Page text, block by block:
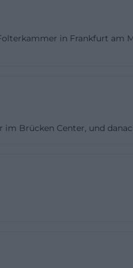
über einen
vielfältig bespielbar
in Frankfurt am
Brücken Center, und